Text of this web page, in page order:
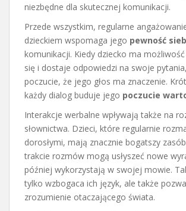
niezbędne dla skutecznej komunikacji.
Przede wszystkim, regularne
dzieckiem wspomaga jego pewność
komunikacji. Kiedy dziecko ma
się i dostaje odpowiedzi na swoje
poczucie, że jego głos ma znaczenie.
każdy dialog buduje jego poczucie
Interakcje werbalne wpływają także na
słownictwa. Dzieci, które regularnie
dorosłymi, mają znacznie bogatszy
trakcie rozmów mogą usłyszeć nowe
później wykorzystają w swojej mowie.
tylko wzbogaca ich język, ale także
zrozumienie otaczającego świata.